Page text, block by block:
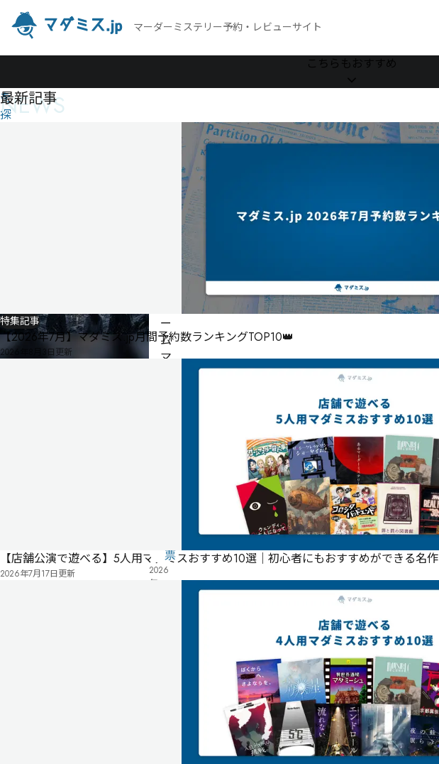
マーダーミステリー予約・レビューサイト
を
探
Tyrant's
Whiteout
ー
ム
マ
リ
ス
票
2026
年
こちらもおすすめ
NEWS
最新記事
特集記事
【2026年7月】マダミス.jp月間予約数ランキングTOP10👑
2026年8月3日更新
【店舗公演で遊べる】5人用マダミスおすすめ10選｜初心者にもおすすめができる名作
2026年7月17日更新